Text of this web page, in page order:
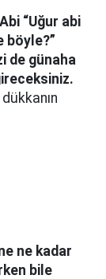
“Uğur abi
böyle?”
de günaha
ne kadar
bile